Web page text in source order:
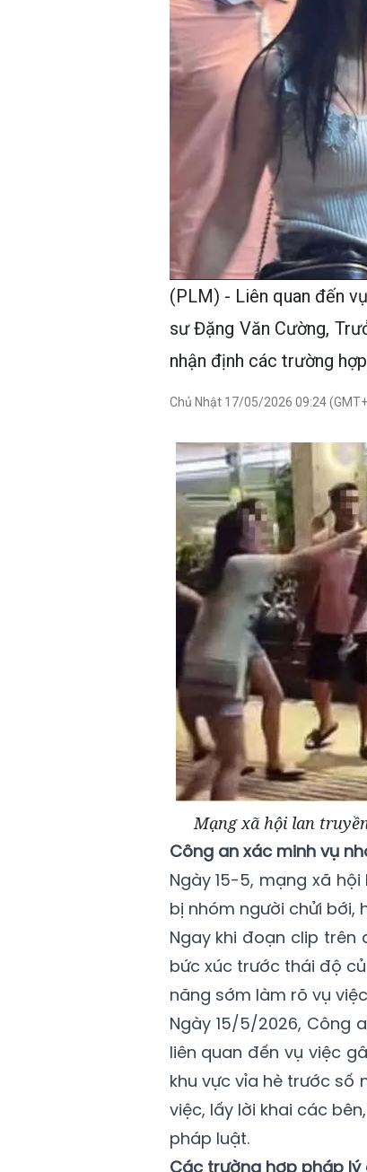
(PLM) - Liên quan đến
sư Đặng Văn Cường,
nhận định các trường
Chủ Nhật 17/05/2026 09:24
Mạng xã hội lan
Công an xác minh vụ
Ngày 15-5, mạng xã
bị nhóm người chửi bới,
Ngay khi đoạn clip
bức xúc trước thái độ
năng sớm làm rõ vụ
Ngày 15/5/2026, Công
liên quan đến vụ việc
khu vực vỉa hè trước số
việc, lấy lời khai các
pháp luật.
Các trường hợp pháp lý